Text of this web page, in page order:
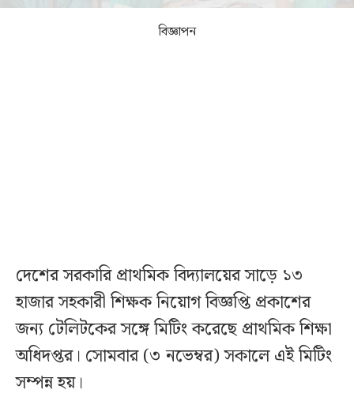
বিজ্ঞাপন
দেশের সরকারি প্রাথমিক বিদ্যালয়ের সাড়ে ১৩
হাজার সহকারী শিক্ষক নিয়োগ বিজ্ঞপ্তি প্রকাশের
জন্য টেলিটকের সঙ্গে মিটিং করেছে প্রাথমিক শিক্ষা
অধিদপ্তর। সোমবার (৩ নভেম্বর) সকালে এই মিটিং
সম্পন্ন হয়।